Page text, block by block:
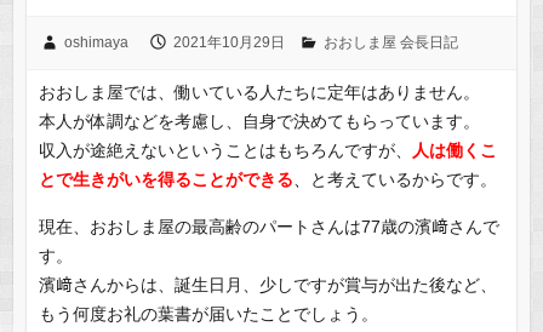
oshimaya 2021年10月29日 おおしま屋 会長日記
おおしま屋では、働いている人たちに定年はありません。
本人が体調などを考慮し、自身で決めてもらっています。
収入が途絶えないということはもちろんですが、
人は働くこ
とで生きがいを得ることができる
と考えているからです。
現在、おおしま屋の最高齢のパートさんは77歳の濱﨑さんで
す。
濱﨑さんからは、誕生日月、少しですが賞与が出た後など、
もう何度お礼の葉書が届いたことでしょう。